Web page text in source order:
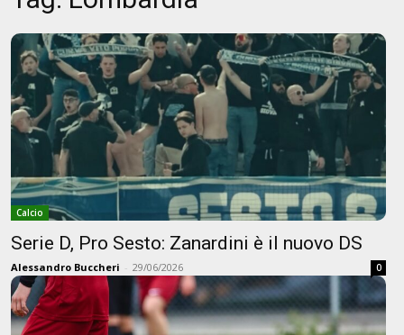
Calcio
Serie D, Pro Sesto: Zanardini è il nuovo DS
Alessandro Buccheri - 29/06/2026 0